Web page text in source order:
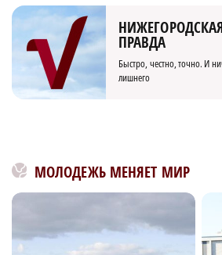
ПРАВДА
Быстро, честно, точно. И
лишнего
МОЛОДЕЖЬ МЕНЯЕТ МИР